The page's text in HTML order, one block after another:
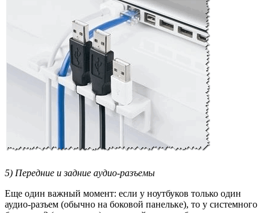
5) Передние и задние аудио-разъемы
Еще один важный момент: если у ноутбуков только один
аудио-разъем (обычно на боковой панельке), то у системного